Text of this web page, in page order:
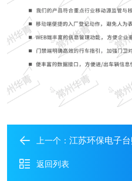
上一个： 江苏环保电子台
返回列表